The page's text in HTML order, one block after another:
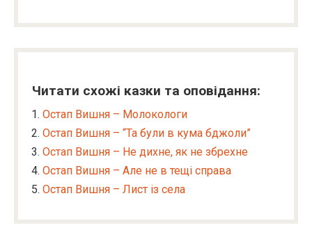
Читати схожі казки та оповідання:
Остап Вишня – Молокологи
Остап Вишня – “Та були в кума бджоли”
Остап Вишня – Не дихне, як не збрехне
Остап Вишня – Але не в тещі справа
Остап Вишня – Лист із села